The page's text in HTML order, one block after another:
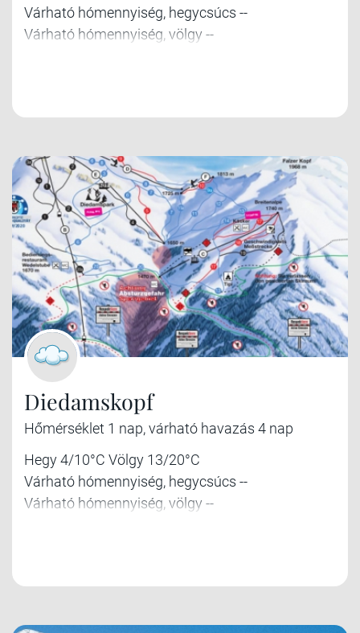
Várható hómennyiség, hegycsúcs --
Várható hómennyiség, völgy --
Diedamskopf
Hőmérséklet 1 nap, várható havazás 4 nap
Hegy 4/10°C Völgy 13/20°C
Várható hómennyiség, hegycsúcs --
Várható hómennyiség, völgy --